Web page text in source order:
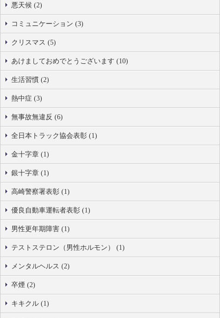
悪天候 (2)
コミュニケーション (3)
クリスマス (5)
あけましておめでとうございます (10)
生活習慣 (2)
熱中症 (3)
無事故無違反 (6)
全日本トラック協会表彰 (1)
金十字章 (1)
銀十字章 (1)
高崎警察署表彰 (1)
優良自動車運転者表彰 (1)
男性更年期障害 (1)
テストステロン（男性ホルモン） (1)
メンタルヘルス (2)
卒煙 (2)
キキクル (1)